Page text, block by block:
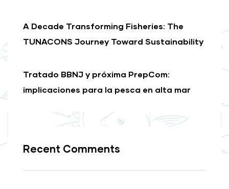
A Decade Transforming Fisheries: The
TUNACONS Journey Toward Sustainability
Tratado BBNJ y próxima PrepCom:
implicaciones para la pesca en alta mar
Recent Comments